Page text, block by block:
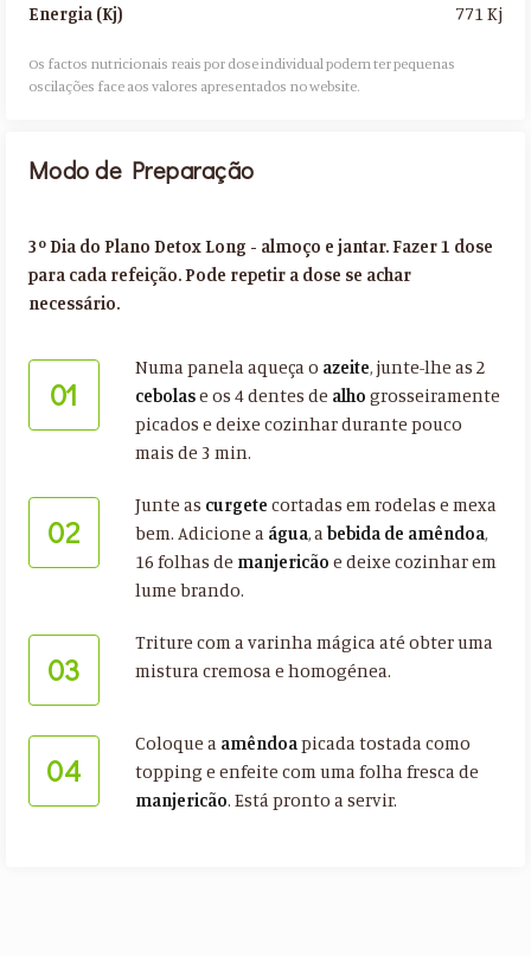
Energia (Kj) 771 Kj
Os factos nutricionais reais por dose individual podem ter pequenas
oscilações face aos valores apresentados no website.​
Modo de Preparação
3º Dia do Plano Detox Long - almoço e jantar. Fazer 1 dose
para cada refeição. Pode repetir a dose se achar
necessário.
01
Numa panela aqueça o azeite, junte-lhe as 2
cebolase os 4 dentes de alho grosseiramente
picados e deixe cozinhar durante pouco
mais de 3 min.
02
Junte as curgete cortadas em rodelas e mexa
bem. Adicione a água, a bebida de amêndoa,
16 folhas de manjericão e deixe cozinhar em
lume brando.
03
Triture com a varinha mágica até obter uma
mistura cremosa e homogénea.
04
Coloque a amêndoa picada tostada como
topping e enfeite com uma folha fresca de
manjericão. Está pronto a servir.